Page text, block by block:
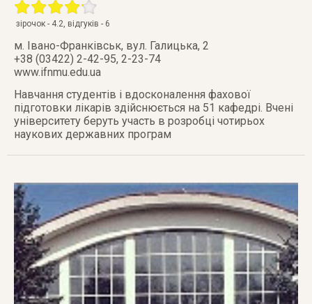
зірочок - 4.2, відгуків - 6
м. Івано-Франківськ, вул. Галицька, 2
+38 (03422) 2-42-95, 2-23-74
www.ifnmu.edu.ua
Навчання студентів і вдосконалення фахової
підготовки лікарів здійснюється на 51 кафедрі. Вчені
університету беруть участь в розробці чотирьох
наукових державних програм